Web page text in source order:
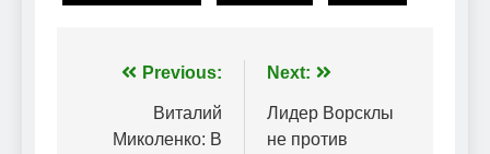
Навігація
записів
Previous:
Виталий
Миколенко: В
Next:
Лидер Ворсклы
не против